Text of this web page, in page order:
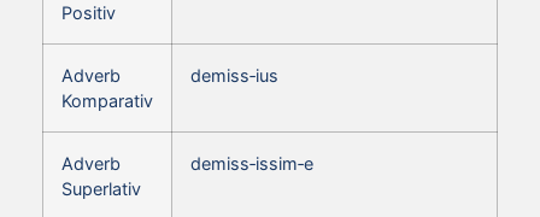
Positiv
Adverb
Komparativ
demiss‑ius
Adverb
Superlativ
demiss‑issim‑e